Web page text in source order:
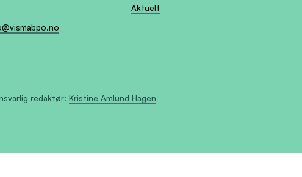
Aktuelt
redaktør: Kristine Amlund Hagen